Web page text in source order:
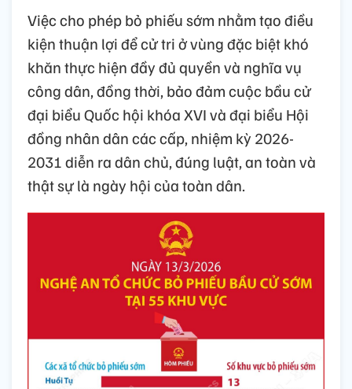
Việc cho phép bỏ phiếu sớm nhằm tạo điều
kiện thuận lợi để cử tri ở vùng đặc biệt khó
khăn thực hiện đầy đủ quyền và nghĩa vụ
công dân, đồng thời, bảo đảm cuộc bầu cử
đại biểu Quốc hội khóa XVI và đại biểu Hội
đồng nhân dân các cấp, nhiệm kỳ 2026-
2031 diễn ra dân chủ, đúng luật, an toàn và
thật sự là ngày hội của toàn dân.